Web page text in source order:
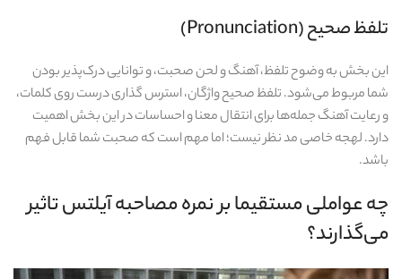
تلفظ صحیح (Pronunciation)
این بخش به وضوح تلفظ، آهنگ و لحن صحبت، و توانایی درک‌پذیر بودن
شما مربوط می‌شود. تلفظ صحیح واژگان، استرس‌ گذاری درست روی کلمات،
و رعایت آهنگ جمله‌ها برای انتقال معنا و احساسات در این بخش اهمیت
دارد. لهجه خاصی مد نظر نیست؛ اما مهم است که صحبت شما قابل فهم
باشد.
چه عواملی مستقیما بر نمره مصاحبه آیلتس تاثیر
می‌گذارند؟